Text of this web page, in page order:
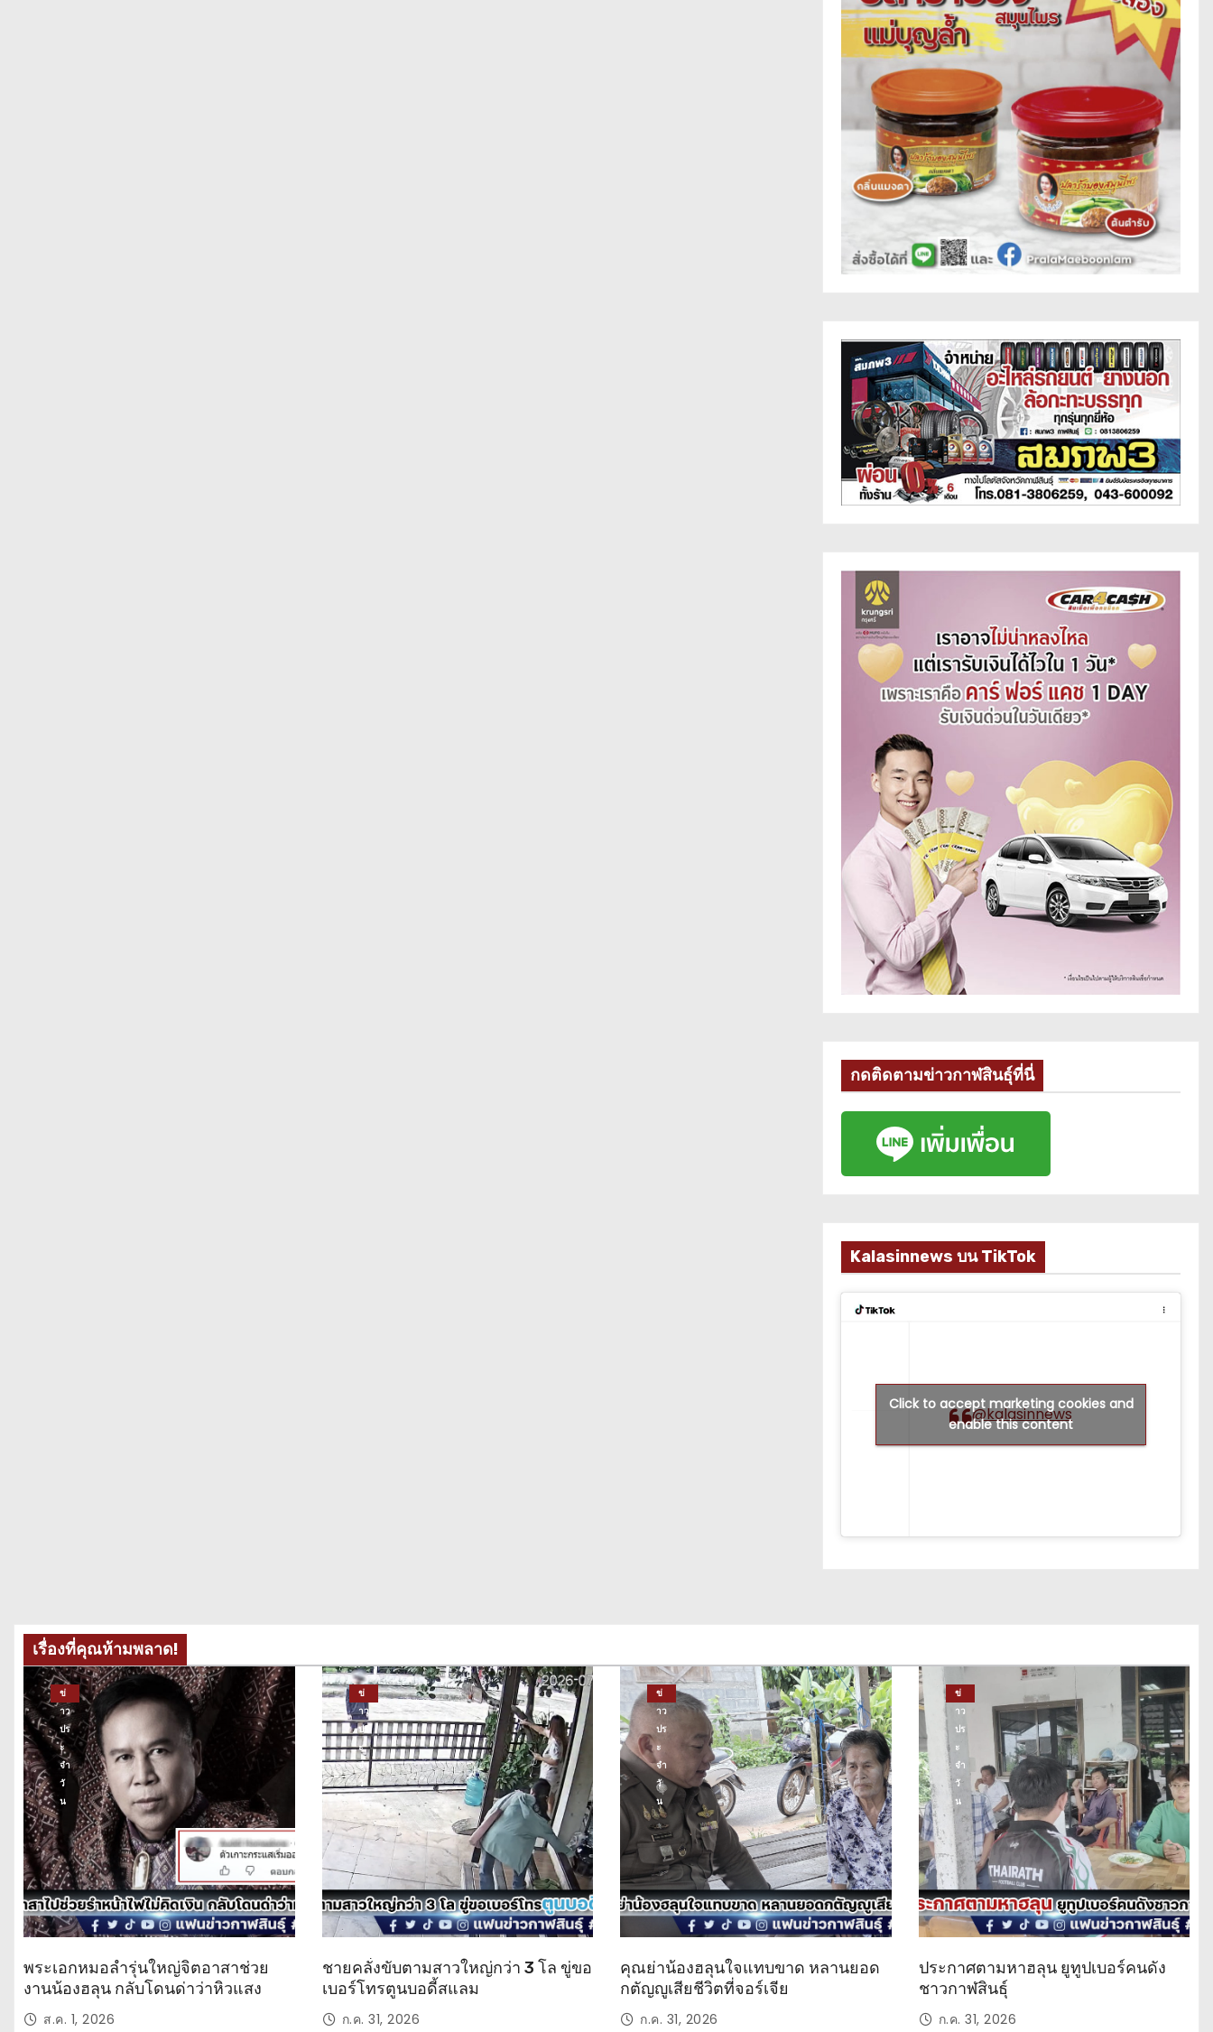
กดติดตามข่าวกาฬสินธุ์ที่นี่
Kalasinnews บน TikTok
@kalasinnews
Click to accept marketing cookies and
enable this content
เรื่องที่คุณห้ามพลาด!
ข่
าว
ปร
ะ
จำ
วั
น
พระเอกหมอลำรุ่นใหญ่จิตอาสาช่วย
งานน้องฮลุน กลับโดนด่าว่าหิวแสง
ส.ค. 1, 2026
ข่
าว
ปร
ะ
จำ
วั
ชายคลั่งขับตามสาวใหญ่กว่า 3 โล ขู่ขอ
เบอร์โทรตูนบอดี้สแลม
ก.ค. 31, 2026
ข่
าว
ปร
ะ
จำ
วั
น
คุณย่าน้องฮลุนใจแทบขาด หลานยอด
กตัญญูเสียชีวิตที่จอร์เจีย
ก.ค. 31, 2026
ข่
าว
ปร
ะ
จำ
วั
น
ประกาศตามหาฮลุน ยูทูปเบอร์คนดัง
ชาวกาฬสินธุ์
ก.ค. 31, 2026